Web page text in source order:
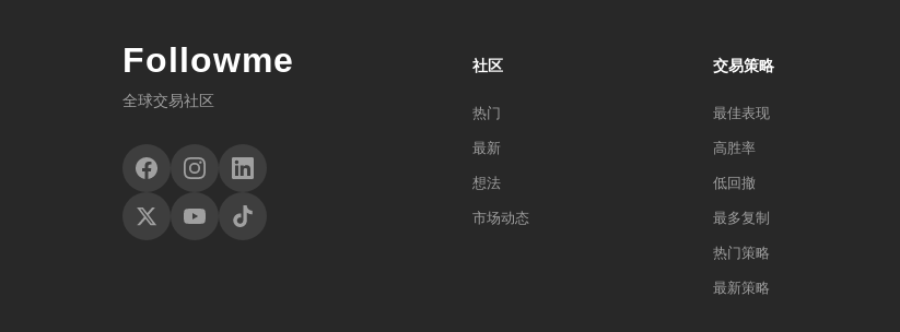
Followme
全球交易社区
社区
热门
最新
想法
市场动态
交易策略
最佳表现
高胜率
低回撤
最多复制
热门策略
最新策略